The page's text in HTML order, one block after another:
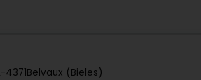
4371Belvaux (Bieles)